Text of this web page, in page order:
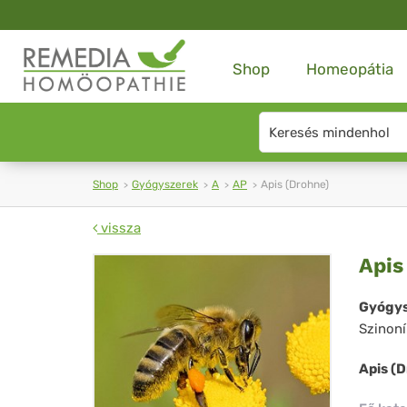
Shop Homeopátia
Search
type
Shop Gyógyszerek A AP Apis (Drohne)
vissza
Apis